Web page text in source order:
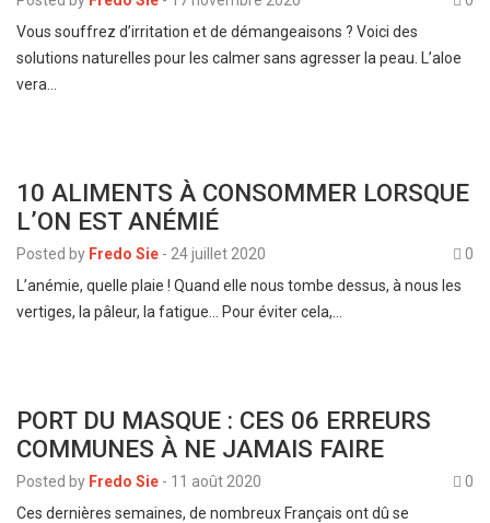
Vous souffrez d’irritation et de démangeaisons ? Voici des
solutions naturelles pour les calmer sans agresser la peau. L’aloe
vera…
10 ALIMENTS À CONSOMMER LORSQUE
L’ON EST ANÉMIÉ
Posted by Fredo Sie - 24 juillet 2020
0
L’anémie, quelle plaie ! Quand elle nous tombe dessus, à nous les
vertiges, la pâleur, la fatigue… Pour éviter cela,…
PORT DU MASQUE : CES 06 ERREURS
COMMUNES À NE JAMAIS FAIRE
Posted by Fredo Sie - 11 août 2020
0
Ces dernières semaines, de nombreux Français ont dû se